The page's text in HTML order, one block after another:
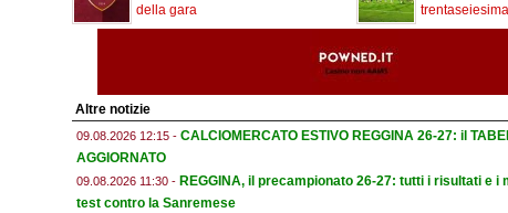
della gara
Altre notizie
09.08.2026 12:15 - CALCIOMERCATO ESTIVO REGGINA 26-27: il
AGGIORNATO
09.08.2026 11:30 - REGGINA, il precampionato 26-27: tutti i risultati e i
test contro la Sanremese